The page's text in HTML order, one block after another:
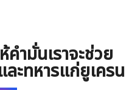
คอร์เรนซี
ฟรีซิกแนล รายวัน
ชนี-หุ้น
พันธบัตร
คำมั่นเราจะช่วย
ละทหารแก่ยูเครน